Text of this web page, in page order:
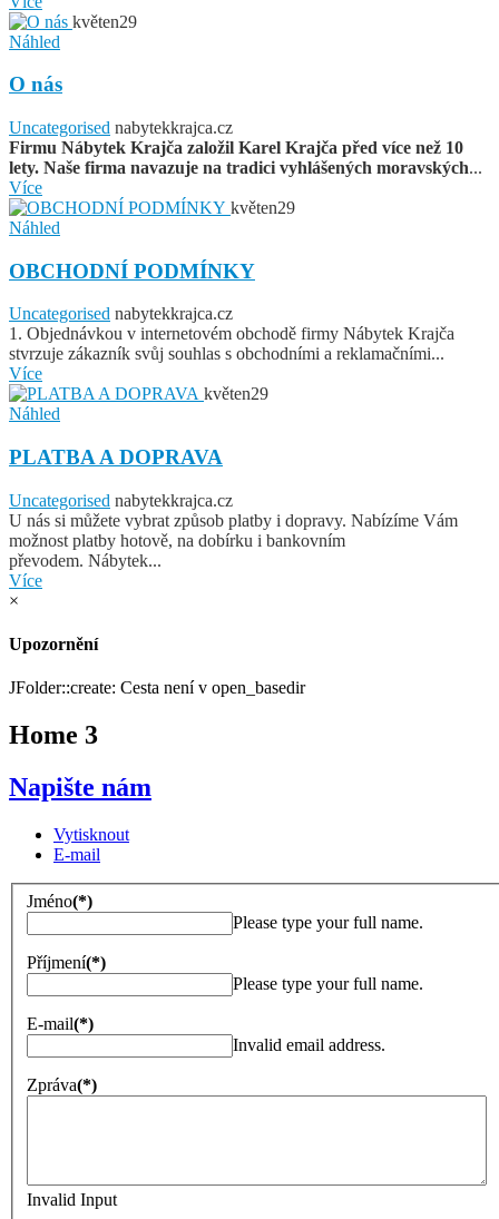
květen29
Náhled
O nás
Uncategorised nabytekkrajca.cz
Firmu Nábytek Krajča založil Karel Krajča před více než 10
lety. Naše firma navazuje na tradici vyhlášených moravských...
Více
květen29
Náhled
OBCHODNÍ PODMÍNKY
Uncategorised nabytekkrajca.cz
1. Objednávkou v internetovém obchodě firmy Nábytek Krajča
stvrzuje zákazník svůj souhlas s obchodními a reklamačními...
Více
květen29
Náhled
PLATBA A DOPRAVA
Uncategorised nabytekkrajca.cz
U nás si můžete vybrat způsob platby i dopravy. Nabízíme Vám
možnost platby hotově, na dobírku i bankovním
převodem. Nábytek...
Více
×
Upozornění
JFolder::create: Cesta není v open_basedir
Home 3
Napište nám
Vytisknout
E-mail
Jméno(*)
Please type your full name.
Příjmení(*)
Please type your full name.
E-mail(*)
Invalid email address.
Zpráva(*)
Invalid Input